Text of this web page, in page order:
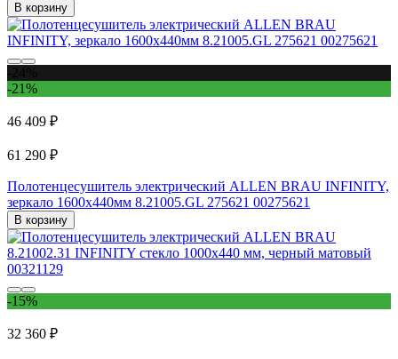
В корзину
-21%
46 409 ₽
61 290 ₽
Полотенцесушитель электрический ALLEN BRAU INFINITY,
зеркало 1600x440мм 8.21005.GL 275621 00275621
В корзину
-15%
32 360 ₽